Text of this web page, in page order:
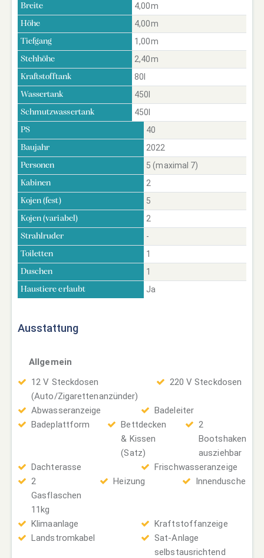
Breite 4,00m
Höhe 4,00m
Tiefgang 1,00m
Stehhöhe 2,40m
Kraftstofftank 80l
Wassertank 450l
Schmutzwassertank 450l
PS 40
Baujahr 2022
Personen 5 (maximal 7)
Kabinen 2
Kojen (fest) 5
Kojen (variabel) 2
Strahlruder -
Toiletten 1
Duschen 1
Haustiere erlaubt Ja
Ausstattung
Allgemein
12 V Steckdosen
(Auto/Zigarettenanzünder)
220 V Steckdosen
Abwasseranzeige
Badeleiter
Badeplattform
Bettdecken
& Kissen
(Satz)
2
Bootshaken
ausziehbar
Dachterasse
Frischwasseranzeige
2
Gasflaschen
11kg
Heizung Innendusche
Klimaanlage
Kraftstoffanzeige
Landstromkabel
Sat-Anlage
selbstausrichtend